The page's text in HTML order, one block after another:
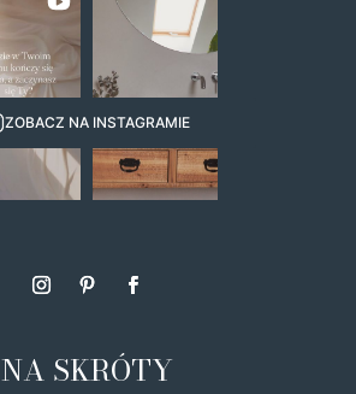
ZOBACZ NA INSTAGRAMIE
NA SKRÓTY